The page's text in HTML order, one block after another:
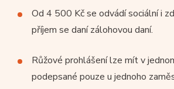
Od 4 500 Kč se odvádí sociální i
příjem se daní zálohovou daní.
Růžové prohlášení lze mít v
podepsané pouze u jednoho